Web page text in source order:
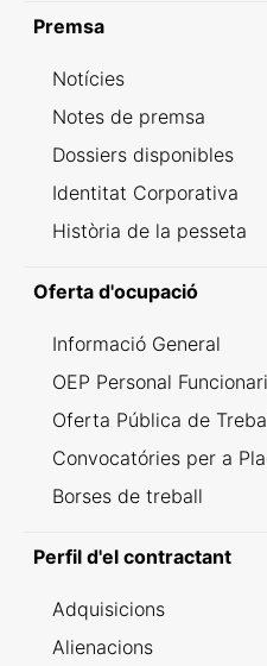
Premsa
Notícies
Notes de premsa
Dossiers disponibles
Identitat Corporativa
Història de la pesseta
Oferta d'ocupació
Informació General
OEP Personal
Oferta Pública de
Convocatóries per a
Borses de treball
Perfil d'el contractant
Adquisicions
Alienacions